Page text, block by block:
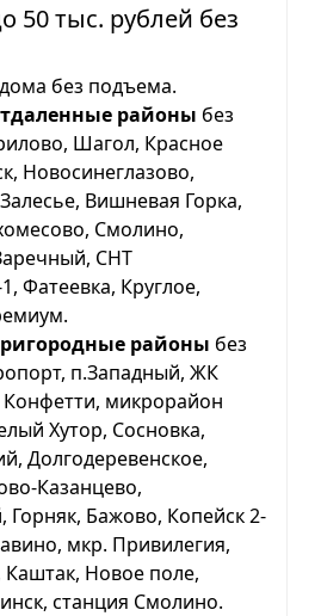
50 тыс. рублей без
без подъема.
районы без
Шагол, Красное
Новосинеглазово,
Вишневая Горка,
Смолино,
СНТ
Фатеевка, Круглое,
районы без
п.Западный, ЖК
микрорайон
Хутор, Сосновка,
Долгодеревенское,
Казанцево,
Горняк, Бажово, Копейск 2-
мкр. Привилегия,
Новое поле,
станция Смолино.